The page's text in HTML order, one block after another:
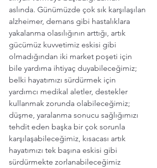
aslında. Günümüzde çok sık karşılaşılan
alzheimer, demans gibi hastalıklara
yakalanma olasılığının arttığı, artık
gücümüz kuvvetimiz eskisi gibi
olmadığından iki market poşeti için
bile yardıma ihtiyaç duyabileceğimiz;
belki hayatımızı sürdürmek için
yardımcı medikal aletler, destekler
kullanmak zorunda olabileceğimiz;
düşme, yaralanma sonucu sağlığımızı
tehdit eden başka bir çok sorunla
karşılaşabileceğimiz, kısacası artık
hayatımızı tek başına eskisi gibi
sürdürmekte zorlanabileceğimiz